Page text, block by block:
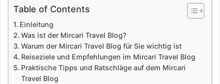
Table of Contents
Einleitung
Was ist der Mircari Travel Blog?
Warum der Mircari Travel Blog für Sie wichtig ist
Reiseziele und Empfehlungen im Mircari Travel Blog
Praktische Tipps und Ratschläge auf dem Mircari
Travel Blog